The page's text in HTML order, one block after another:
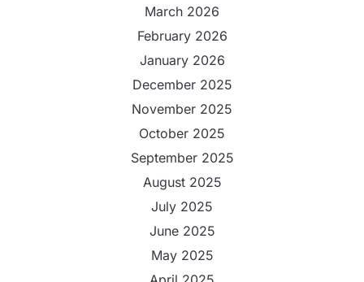
March 2026
February 2026
January 2026
December 2025
November 2025
October 2025
September 2025
August 2025
July 2025
June 2025
May 2025